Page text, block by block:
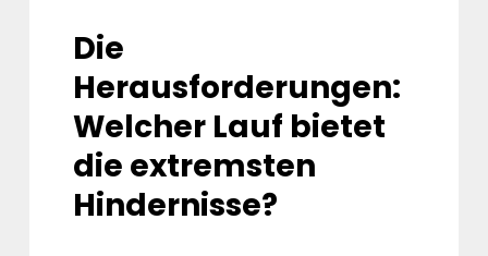
Die
Herausforderungen:
Welcher Lauf bietet
die extremsten
Hindernisse?